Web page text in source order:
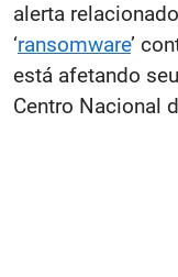
alerta
‘ransomware’
está afetando
Centro Nacional